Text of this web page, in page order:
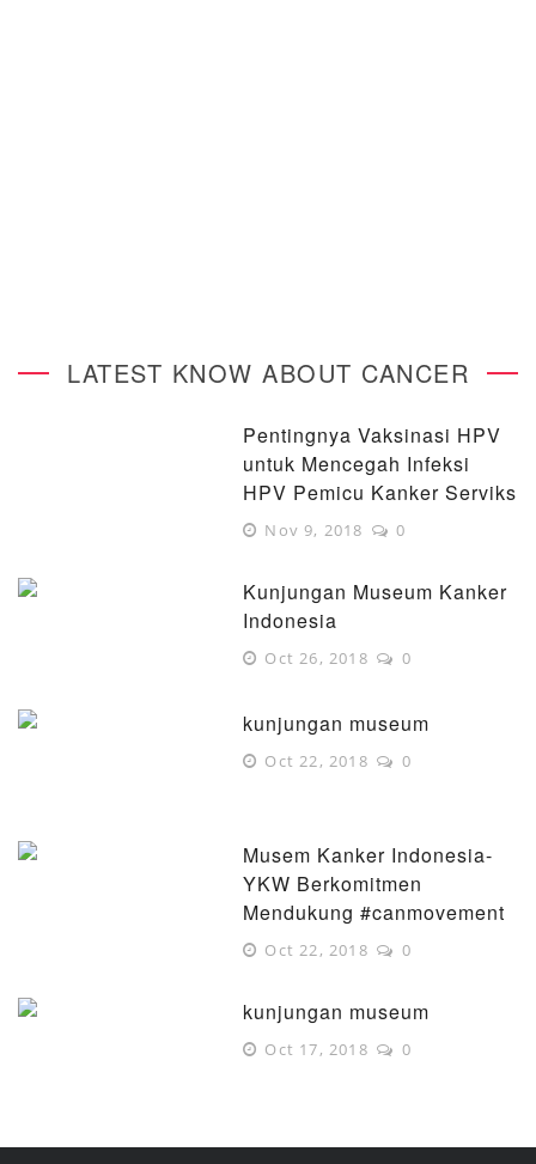
LATEST KNOW ABOUT CANCER
Pentingnya Vaksinasi HPV
untuk Mencegah Infeksi
HPV Pemicu Kanker Serviks
Nov 9, 2018 0
Kunjungan Museum Kanker
Indonesia
Oct 26, 2018 0
kunjungan museum
Oct 22, 2018 0
Musem Kanker Indonesia-
YKW Berkomitmen
Mendukung #canmovement
Oct 22, 2018 0
kunjungan museum
Oct 17, 2018 0